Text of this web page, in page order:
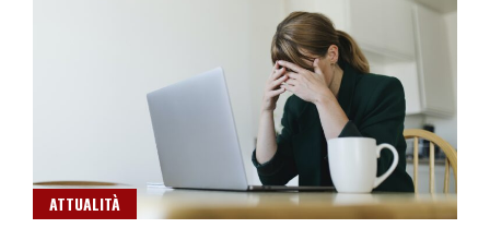
ATTUALITÀ